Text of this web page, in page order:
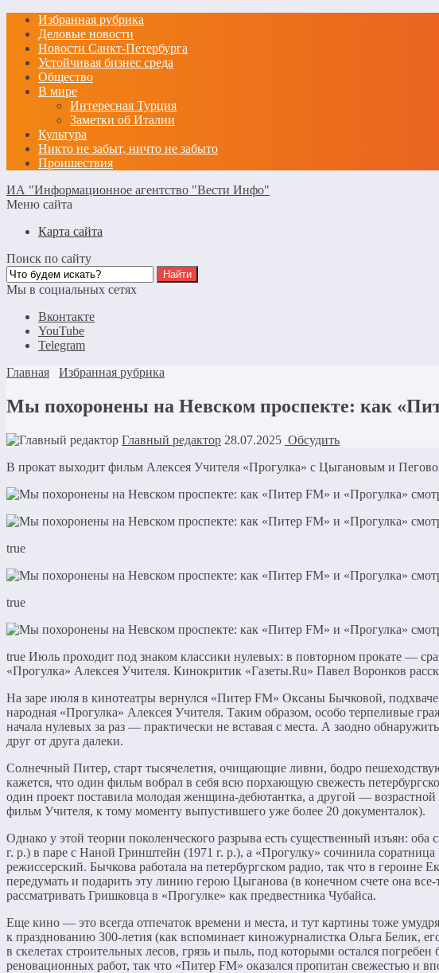
Избранная рубрика
Деловые новости
Новости Санкт-Петербурга
Устойчивая бизнес среда
Общество
В мире
Интересная Турция
Заметки об Италии
Культура
Никто не забыт, ничто не забыто
Проишествия
ИА "Информационное агентство "Вести Инфо"
Меню сайта
Карта сайта
Поиск по сайту
Мы в социальных сетях
Вконтакте
YouTube
Telegram
Главная
Избранная рубрика
Мы похоронены на Невском проспекте: как
Главный редактор 28.07.2025 Обсудить
В прокат выходит фильм Алексея Учителя «Прогулка» с Цыгановым и
true
true
true Июль проходит под знаком классики нулевых: в повторном прокате —
«Прогулка» Алексея Учителя. Кинокритик «Газеты.Ru» Павел Воронков
На заре июля в кинотеатры вернулся «Питер FM» Оксаны Бычковой,
народная «Прогулка» Алексея Учителя. Таким образом, особо терпеливые
начала нулевых за раз — практически не вставая с места. А заодно
друг от друга далеки.
Солнечный Питер, старт тысячелетия, очищающие ливни, бодро
кажется, что один фильм вобрал в себя всю порхающую свежесть
один проект поставила молодая женщина-дебютантка, а другой —
фильм Учителя, к тому моменту выпустившего уже более 20 документалок).
Однако у этой теории поколенческого разрыва есть существенный изъян:
г. р.) в паре с Наной Гринштейн (1971 г. р.), а «Прогулку» сочинила
режиссерский. Бычкова работала на петербургском радио, так что в
передумать и подарить эту линию герою Цыганова (в конечном счете она
рассматривать Гришковца в «Прогулке» как предвестника Чубайса.
Еще кино — это всегда отпечаток времени и места, и тут картины тоже
к празднованию 300-летия (как вспоминает киножурналистка Ольга Белик,
в скелетах строительных лесов, грязь и пыль, под которыми остался
реновационных работ, так что «Питер FM» оказался пропитан свежестью и